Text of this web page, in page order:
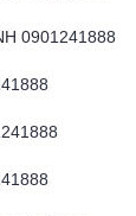
0901241888